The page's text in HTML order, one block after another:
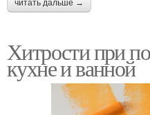
читать дальше →
Хитрости при
кухне и ванной